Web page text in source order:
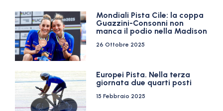
Mondiali Pista Cile: la coppa
Guazzini-Consonni non
manca il podio nella Madison
26 Ottobre 2025
Europei Pista. Nella terza
giornata due quarti posti
15 Febbraio 2025